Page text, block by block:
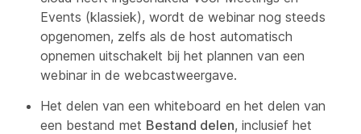
Events (klassiek), wordt de webinar nog steeds
opgenomen, zelfs als de host automatisch
opnemen uitschakelt bij het plannen van een
webinar in de webcastweergave.
Het delen van een whiteboard en het delen van
een bestand met Bestand delen, inclusief het